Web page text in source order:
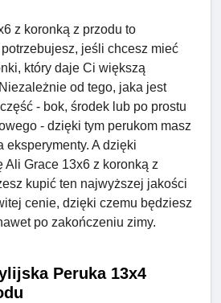
z koronką z przodu to
jeśli chcesz mieć
który daje Ci większą
od tego, jaka jest
- bok, środek lub po prostu
- dzięki tym perukom masz
eksperymenty. A dzięki
Ali Grace 13x6 z koronką z
kupić ten najwyższej jakości
cenie, dzięki czemu będziesz
po zakończeniu zimy.
Peruka 13x4